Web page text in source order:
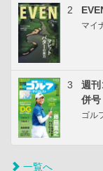
2
マイ
3
週
併号
ゴル
一覧へ